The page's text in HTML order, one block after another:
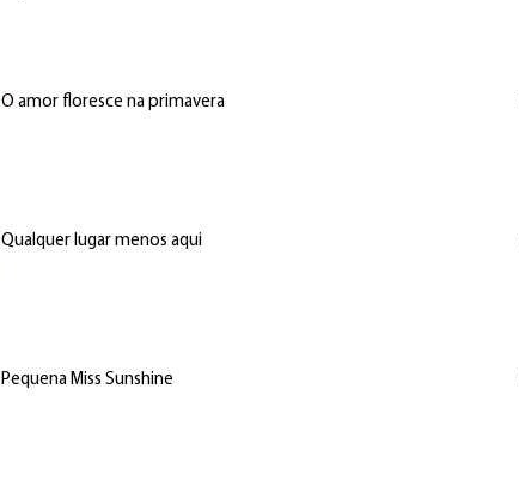
O amor floresce na primavera
Qualquer lugar menos aqui
Pequena Miss Sunshine